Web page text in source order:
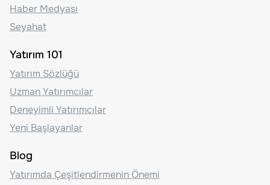
Haber Medyası
Seyahat
Yatırım 101
Yatırım Sözlüğü
Uzman Yatırımcılar
Deneyimli Yatırımcılar
Yeni Başlayanlar
Blog
Yatırımda Çeşitlendirmenin Önemi